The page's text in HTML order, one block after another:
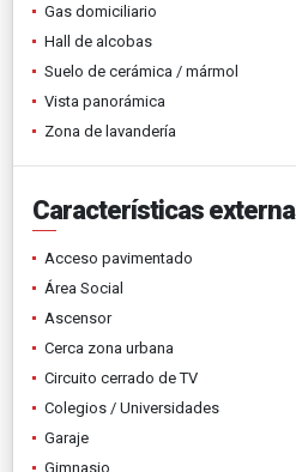
Gas domiciliario
Hall de alcobas
Suelo de cerámica / mármol
Vista panorámica
Zona de lavandería
Características
Acceso pavimentado
Área Social
Ascensor
Cerca zona urbana
Circuito cerrado de TV
Colegios / Universidades
Garaje
Gimnasio